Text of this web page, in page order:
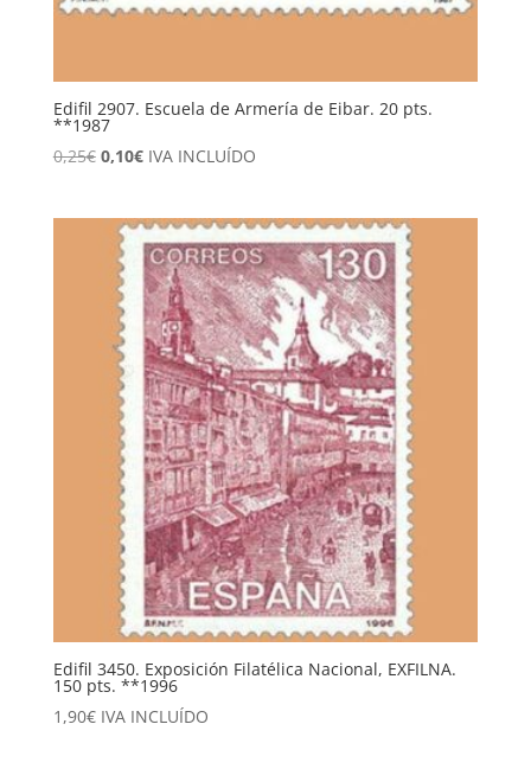
Edifil 2907. Escuela de Armería de Eibar. 20 pts.
**1987
0,25€ El
era:
0,25€.
0,10€El
es:
0,10€.
IVA INCLUÍDO
Edifil 3450. Exposición Filatélica Nacional, EXFILNA.
150 pts. **1996
1,90€ IVA INCLUÍDO